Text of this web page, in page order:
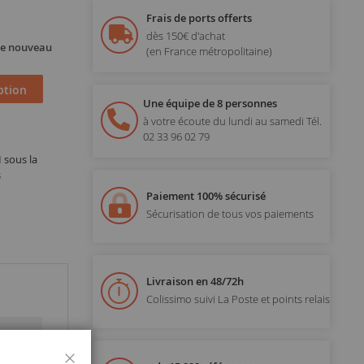
nouveau
sous la
Frais de ports offerts
dès 150€ d'achat
(en France métropolitaine)
Une équipe de 8 personnes
à votre écoute du lundi au samedi Tél.
02 33 96 02 79
Paiement 100% sécurisé
Sécurisation de tous vos paiements
Livraison en 48/72h
Colissimo suivi La Poste et points relais